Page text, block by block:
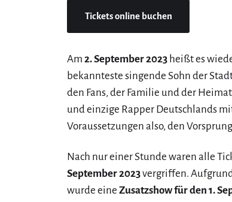
Tickets online buchen
Am 2. September 2023 heißt es
bekannteste singende Sohn der
den Fans, der Familie und der
und einzige Rapper Deutschlands
Voraussetzungen also, den
Nach nur einer Stunde waren alle
September 2023vergriffen.
wurde eine Zusatzshow für den 1.